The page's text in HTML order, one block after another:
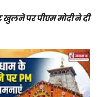
पर पीएम मोदी ने दी